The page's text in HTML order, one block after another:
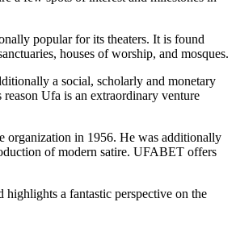
popular for its theaters. It is found
houses of worship, and mosques.
a social, scholarly and monetary
Ufa is an extraordinary venture
organization in 1956. He was additionally
of modern satire. UFABET offers
a fantastic perspective on the